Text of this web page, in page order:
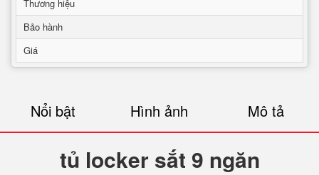
Thương hiệu
Bảo hành
Giá
Nổi bật Hình ảnh Mô tả
tủ locker sắt 9 ngăn